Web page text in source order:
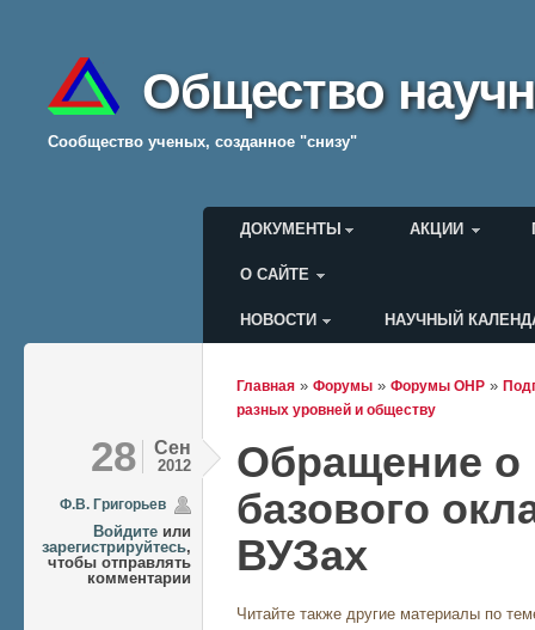
Общество
Cообщество ученых, созданное "снизу"
Главное меню
ДОКУМЕНТЫ АКЦИИ
О САЙТЕ
Меню пользователя
НОВОСТИ НАУЧНЫЙ
Вы здесь
Главная » Форумы » Форумы ОНР »
разных уровней и обществу
28 Сен
2012
Ф.В. Григорьев
Войдите или
зарегистрируйтесь,
чтобы отправлять
комментарии
Обращение
базового
ВУЗах
Читайте также другие материалы по